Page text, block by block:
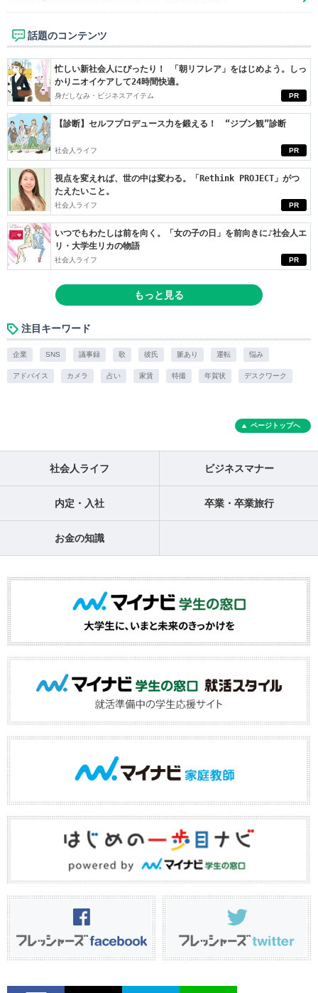
話題のコンテンツ
PR
忙しい新社会人にぴったり！ 「朝リフレア」をはじめよう。しっ
かりニオイケアして24時間快適。
身だしなみ・ビジネスアイテム
PR
【診断】セルフプロデュース力を鍛える！ “ジブン観”診断
社会人ライフ
PR
視点を変えれば、世の中は変わる。「Rethink PROJECT」がつ
たえたいこと。
社会人ライフ
PR
いつでもわたしは前を向く。「女の子の日」を前向きに♪社会人エ
リ・大学生リカの物語
社会人ライフ
もっと見る
注目キーワード
企業 SNS 議事録 歌 彼氏 脈あり 運転 悩み
アドバイス カメラ 占い 家賃 特撮 年賀状 デスクワーク
ページトップへ
社会人ライフ ビジネスマナー
内定・入社 卒業・卒業旅行
お金の知識